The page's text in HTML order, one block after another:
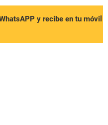
y recibe en tu móvil